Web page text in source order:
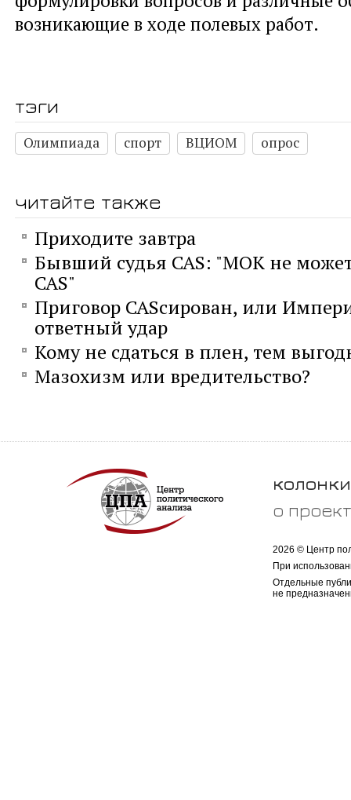
возникающие в ходе полевых работ.
тэги
Олимпиада спорт ВЦИОМ опрос
читайте также
Приходите завтра
Бывший судья CAS: "МОК не
CAS"
Приговор CASсирован, или
ответный удар
Кому не сдаться в плен, тем
Мазохизм или вредительство?
колонки
о
2026 © Центр
При
Отдельные
не